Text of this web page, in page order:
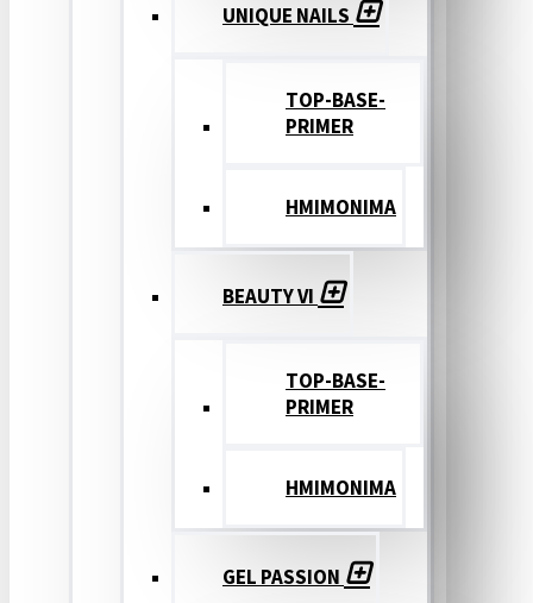
UNIQUE NAILS
TOP-BASE-
PRIMER
ΗΜΙΜΟΝΙΜΑ
BEAUTY VI
TOP-BASE-
PRIMER
ΗΜΙΜΟΝΙΜΑ
GEL PASSION